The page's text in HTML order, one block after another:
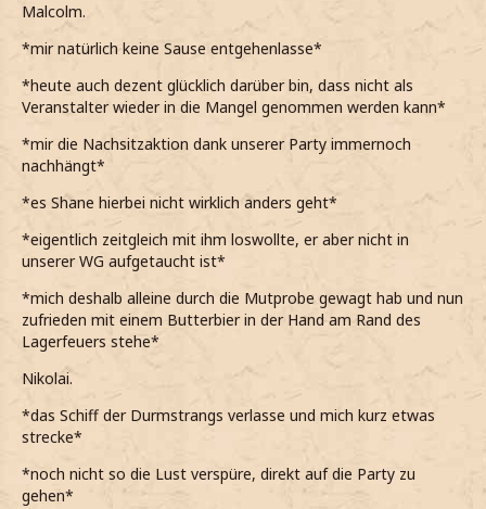
Malcolm.
*mir natürlich keine Sause entgehenlasse*
*heute auch dezent glücklich darüber bin, dass nicht als
Veranstalter wieder in die Mangel genommen werden kann*
*mir die Nachsitzaktion dank unserer Party immernoch
nachhängt*
*es Shane hierbei nicht wirklich anders geht*
*eigentlich zeitgleich mit ihm loswollte, er aber nicht in
unserer WG aufgetaucht ist*
*mich deshalb alleine durch die Mutprobe gewagt hab und nun
zufrieden mit einem Butterbier in der Hand am Rand des
Lagerfeuers stehe*
Nikolai.
*das Schiff der Durmstrangs verlasse und mich kurz etwas
strecke*
*noch nicht so die Lust verspüre, direkt auf die Party zu
gehen*